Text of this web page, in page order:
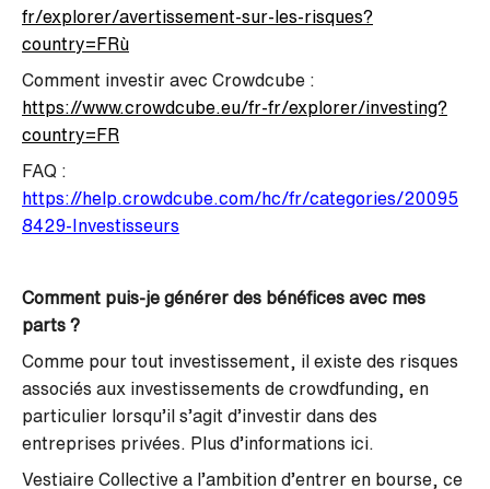
fr/explorer/avertissement-sur-les-risques?
country=FRù
Comment investir avec Crowdcube :
https://www.crowdcube.eu/fr-fr/explorer/investing?
country=FR
FAQ :
https://help.crowdcube.com/hc/fr/categories/20095
8429-Investisseurs
Comment puis-je générer des bénéfices avec mes
parts ?
Comme pour tout investissement, il existe des risques
associés aux investissements de crowdfunding, en
particulier lorsqu’il s’agit d’investir dans des
entreprises privées. Plus d’informations ici
Vestiaire Collective a l’ambition d’entrer en bourse, ce